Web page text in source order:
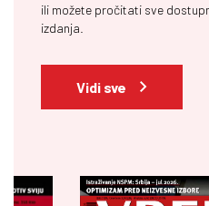
ili možete pročitati sve
izdanja.
Vidi sve